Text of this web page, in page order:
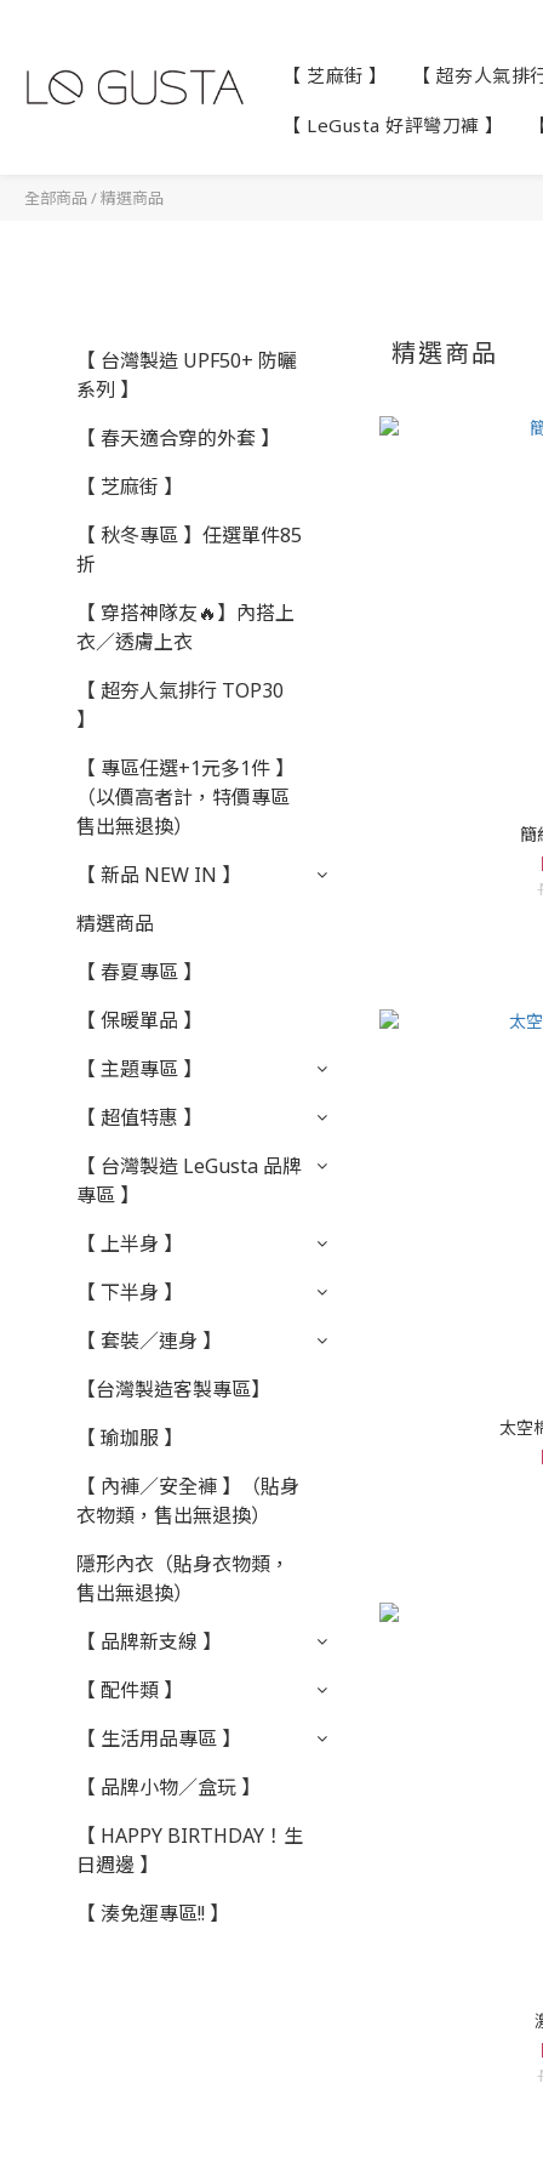
【 芝麻街 】 【 超夯人氣排
【 LeGusta 好評彎刀褲 】
全部商品 /精選商品
【 台灣製造 UPF50+ 防曬
系列 】
【 春天適合穿的外套 】
【 芝麻街 】
【 秋冬專區 】任選單件85
折
【 穿搭神隊友🔥】內搭上
衣／透膚上衣
【 超夯人氣排行 TOP30
】
【 專區任選+1元多1件 】
（以價高者計，特價專區
售出無退換）
【 新品 NEW IN 】
精選商品
【 春夏專區 】
【 保暖單品 】
【 主題專區 】
【 超值特惠 】
【 台灣製造 LeGusta 品牌
專區 】
【 上半身 】
【 下半身 】
【 套裝／連身 】
【台灣製造客製專區】
【 瑜珈服 】
【 內褲／安全褲 】（貼身
衣物類，售出無退換）
隱形內衣（貼身衣物類，
售出無退換）
【 品牌新支線 】
【 配件類 】
【 生活用品專區 】
【 品牌小物／盒玩 】
【 HAPPY BIRTHDAY！生
日週邊 】
【 湊免運專區!! 】
精選商品
簡
太空